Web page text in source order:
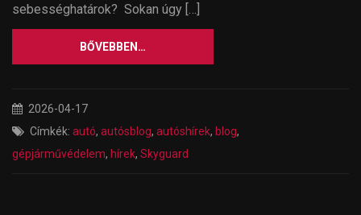
sebességhatárok? Sokan úgy […]
BŐVEBBEN…
2026-04-17
Címkék: autó, autósblog, autóshírek, blog,
gépjárművédelem, hírek, Skyguard